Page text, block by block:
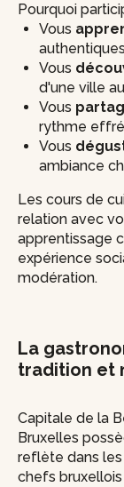
Pourquoi
Vous
Vous
d'une ville
Vous
rythme
Vous
ambiance
Les cours de
relation avec
apprentissage
expérience
modération.
La
tradition et
Capitale de la
Bruxelles
reflète dans
chefs